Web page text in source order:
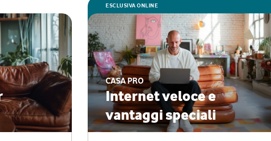
ESCLUSIVA ONLINE
CASA PRO
Internet veloce e
vantaggi speciali